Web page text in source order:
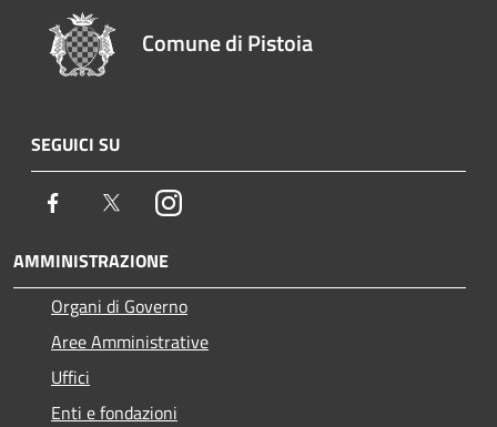
Comune di Pistoia
SEGUICI SU
Facebook TwitterInstagram
AMMINISTRAZIONE
Organi di Governo
Aree Amministrative
Uffici
Enti e fondazioni